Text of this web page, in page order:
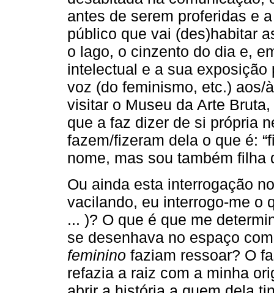
antes de serem proferidas e
público que vai (des)habitar
o lago, o cinzento do dia e,
intelectual e a sua
voz (do feminismo, etc.) aos/
visitar o Museu da Arte
que a faz dizer de si própria
fazem/fizeram dela o que é:
nome, mas sou também filha
Ou ainda esta interrogação
vacilando, eu interrogo-me o
... )? O que é que me
se desenhava no espaço
feminino faziam ressoar? O
refazia a raiz com a minha